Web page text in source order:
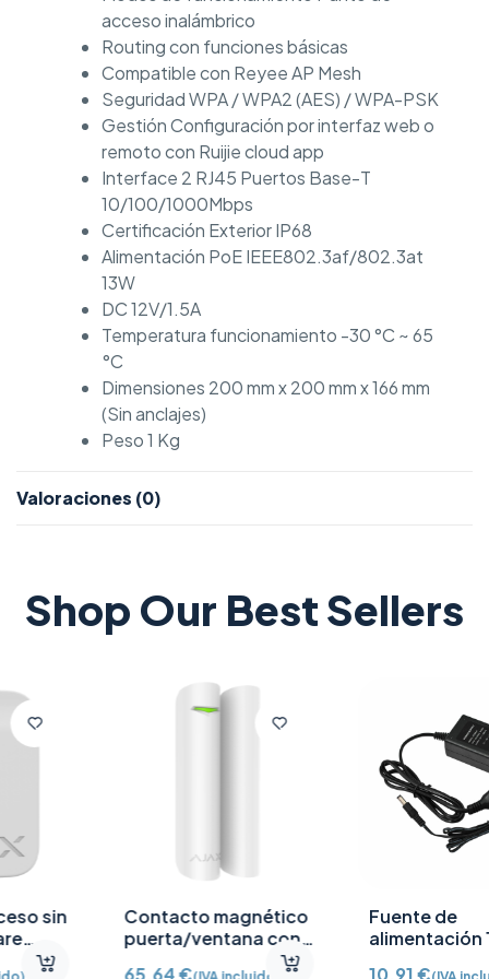
acceso inalámbrico
Routing con funciones básicas
Compatible con Reyee AP Mesh
Seguridad WPA / WPA2 (AES) / WPA-PSK
Gestión Configuración por interfaz web o
remoto con Ruijie cloud app
Interface 2 RJ45 Puertos Base-T
10/100/1000Mbps
Certificación Exterior IP68
Alimentación PoE IEEE802.3af/802.3at
13W
DC 12V/1.5A
Temperatura funcionamiento -30 °C ~ 65
°C
Dimensiones 200 mm x 200 mm x 166 mm
(Sin anclajes)
Peso 1 Kg
Valoraciones (0)
Shop Our Best Sellers
Contacto magnético
puerta/ventana con
Detector vibración e
65,64 (IVA incluido)
Fuente de
alimentación 12V CC
/2A
10,91 (IVA incluido)